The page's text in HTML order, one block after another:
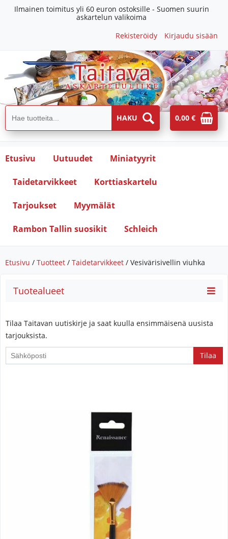
Ilmainen toimitus yli 60 euron ostoksille - Suomen suurin
askartelun valikoima
Rekisteröidy
Kirjaudu sisään
0,00 €
Etusivu Uutuudet Miniatyyrit
Taidetarvikkeet Korttiaskartelu
Tarjoukset Myymälät
Rambon Tallin suosikit Schleich
Etusivu / Tuotteet / Taidetarvikkeet / Vesivärisivellin viuhka
Tuotealueet
Tilaa Taitavan uutiskirje ja saat kuulla ensimmäisenä uusista
tarjouksista.